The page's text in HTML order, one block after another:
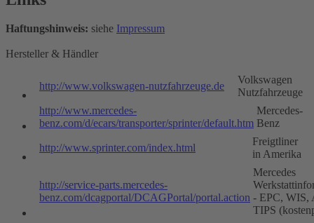
Haftungshinweis: siehe Impressum
Hersteller & Händler
http://www.volkswagen-nutzfahrzeuge.de
Volkswagen
Nutzfahrzeuge
http://www.mercedes-
benz.com/d/ecars/transporter/sprinter/default.htm
Mercedes-
Benz
http://www.sprinter.com/index.html
Freigtliner
in Amerika
http://service-parts.mercedes-
benz.com/dcagportal/DCAGPortal/portal.action
Mercedes
- EPC, WIS,
TIPS